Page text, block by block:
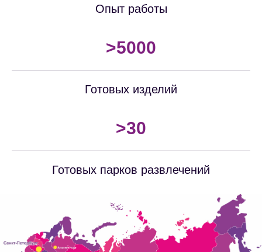
Опыт работы
>5000
Готовых изделий
>30
Готовых парков развлечений